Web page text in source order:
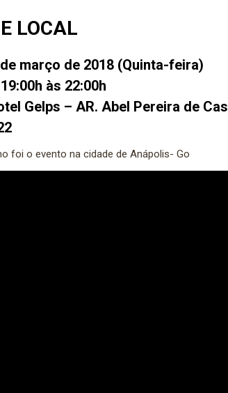
LOCAL
março de 2018 (Quinta-feira)
às 22:00h
Gelps – AR. Abel Pereira de
foi o evento na cidade de Anápolis- Go